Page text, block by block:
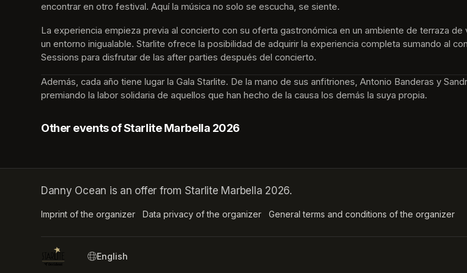
encontrar en otro festival. Aquí la música no solo se escucha, se siente.
La experiencia empieza previa al concierto con su oferta gastronómica en un ambiente de terraza
un entorno inigualable. Starlite ofrece la posibilidad de adquirir la experiencia completa sumando al
Sessions para disfrutar de las after parties después del concierto.
Además, cada año tiene lugar la Gala Starlite. De la mano de sus anfitriones, Antonio Banderas y
premiando la labor solidaria de aquellos que han hecho de la causa los demás la suya propia.
Other events of Starlite Marbella 2026
Danny Ocean is an offer from Starlite Marbella 2026.
Imprint of the organizer (opens in a new tab)
Data privacy of the organizer (opens in a new tab)
General terms and conditions of the organizer
SWITCH LANGUAGE